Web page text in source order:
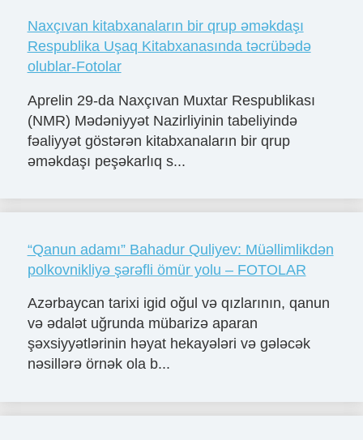
Naxçıvan kitabxanaların bir qrup əməkdaşı
Respublika Uşaq Kitabxanasında təcrübədə
olublar-Fotolar
Aprelin 29-da Naxçıvan Muxtar Respublikası
(NMR) Mədəniyyət Nazirliyinin tabeliyində
fəaliyyət göstərən kitabxanaların bir qrup
əməkdaşı peşəkarlıq s...
“Qanun adamı” Bahadur Quliyev: Müəllimlikdən
polkovnikliyə şərəfli ömür yolu – FOTOLAR
Azərbaycan tarixi igid oğul və qızlarının, qanun
və ədalət uğrunda mübarizə aparan
şəxsiyyətlərinin həyat hekayələri və gələcək
nəsillərə örnək ola b...